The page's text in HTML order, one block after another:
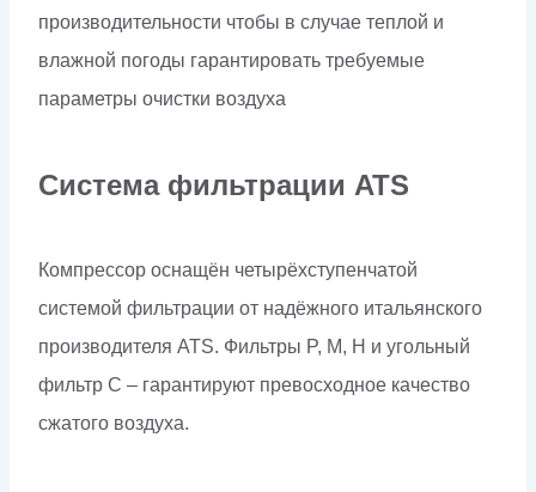
производительности чтобы в случае теплой и
влажной погоды гарантировать требуемые
параметры очистки воздуха
Система фильтрации ATS
Компрессор оснащён четырёхступенчатой
системой фильтрации от надёжного итальянского
производителя ATS. Фильтры P, M, H и угольный
фильтр C – гарантируют превосходное качество
сжатого воздуха.